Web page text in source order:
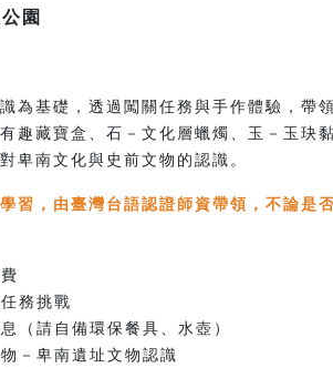
園
為基礎，透過闖關任務與手作體驗，
趣藏寶盒、石－文化層蠟燭、玉－玉玦
卑南文化與史前文物的認識。
習，由臺灣台語認證師資帶領，不論是
務挑戰
（請自備環保餐具、水壺）
－卑南遺址文物認識